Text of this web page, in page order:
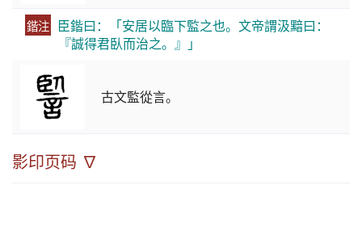
鍇注 臣鍇曰：「安居以臨下監之也。文帝謂汲黯曰：
『誠得君臥而治之。』」
古文監從言。
影印页码 ∇